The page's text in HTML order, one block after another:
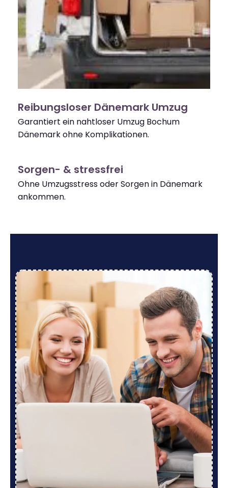
Reibungsloser Dänemark Umzug
Garantiert ein nahtloser Umzug Bochum
Dänemark ohne Komplikationen.
Sorgen- & stressfrei
Ohne Umzugsstress oder Sorgen in Dänemark
ankommen.